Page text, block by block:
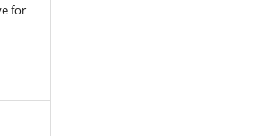
for